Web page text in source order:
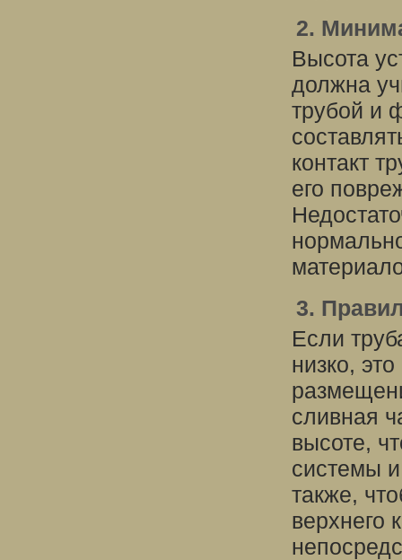
2.
Высота
должна
трубой и
контакт
его
3.
Если
низко,
сливная
высоте,
системы
также,
верхнего